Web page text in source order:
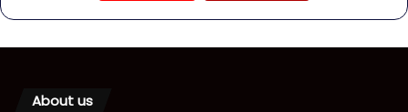
About us